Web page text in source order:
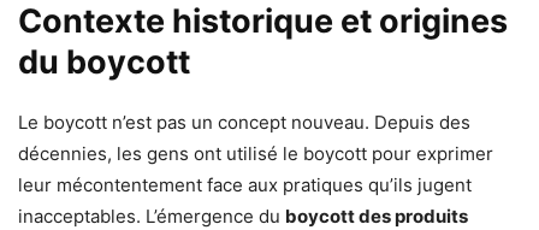
Contexte historique et origines
du boycott
Le boycott n’est pas un concept nouveau. Depuis des
décennies, les gens ont utilisé le boycott pour exprimer
leur mécontentement face aux pratiques qu’ils jugent
inacceptables. L’émergence du boycott des produits